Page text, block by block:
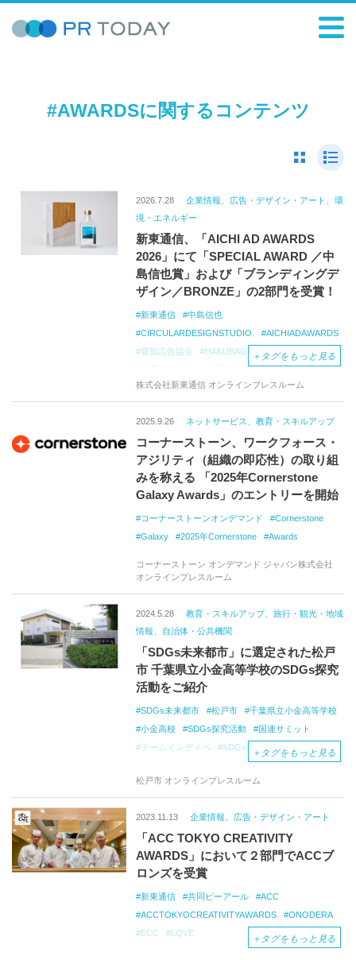
#AWARDSに関するコンテンツ
2026.7.28
企業情報、広告・デザイン・アート、環
境・エネルギー
新東通信、「AICHI AD AWARDS
2026」にて「SPECIAL AWARD ／中
島信也賞」および「ブランディングデ
ザイン／BRONZE」の2部門を受賞！
新東通信
中島信也
CIRCULARDESIGNSTUDIO.
AICHIADAWARDS
愛知広告協会
HAKUBAGIN
白馬村観光局
地元CO2みかん
日本特殊陶業
＋ タグをもっと見る
株式会社新東通信 オンラインプレスルーム
2025.9.26 ネットサービス、教育・スキルアップ
コーナーストーン、ワークフォース・
アジリティ（組織の即応性）の取り組
みを称える 「2025年Cornerstone
Galaxy Awards」のエントリーを開始
コーナーストーンオンデマンド
Cornerstone
Galaxy
2025年Cornerstone Awards
コーナーストーン オンデマンド ジャパン株式会社
オンラインプレスルーム
2024.5.28
教育・スキルアップ、旅行・観光・地域
情報、自治体・公共機関
「SDGs未来都市」に選定された松戸
市 千葉県立小金高等学校のSDGs探究
活動をご紹介
SDGs未来都市 松戸市
千葉県立小金高等学校
小金高校
SDGs探究活動
国連サミット
チームインディペ
SDGs探究AWARDS
2022
QUEST
みらい甲子園
＋ タグをもっと見る
松戸市 オンラインプレスルーム
2023.11.13 企業情報、広告・デザイン・アート
「ACC TOKYO CREATIVITY
AWARDS」において２部門でACCブ
ロンズを受賞
新東通信 共同ピーアール
ACC
ACCTOKYOCREATIVITYAWARDS
ONODERA
ECC
LQVE
＋ タグをもっと見る